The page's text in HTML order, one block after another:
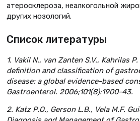
атеросклероза, неалкогольной
других нозологий.
Список литературы
1. Vakil N., van Zanten S.V., Kahrilas
definition and classification of
disease: a global evidence-based
Gastroenterol. 2006;101(8):1900-43.
2. Katz P.O., Gerson L.B., Vela M.F.